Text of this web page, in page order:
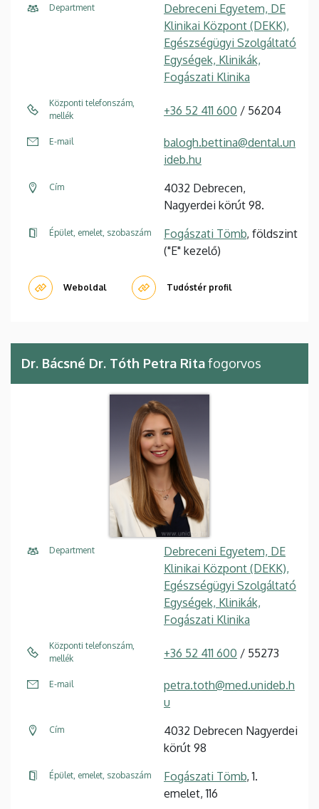
Department
Debreceni Egyetem, DE
Klinikai Központ (DEKK),
Egészségügyi Szolgáltató
Egységek, Klinikák,
Fogászati Klinika
Központi telefonszám,
mellék
+36 52 411 600 / 56204
E-mail
balogh.bettina@dental.un
ideb.hu
Cím
4032 Debrecen,
Nagyerdei körút 98.
Épület, emelet, szobaszám Fogászati Tömb, földszint
("E" kezelő)
Weboldal Tudóstér profil
Dr. Bácsné Dr. Tóth Petra Ritafogorvos
Department
Debreceni Egyetem, DE
Klinikai Központ (DEKK),
Egészségügyi Szolgáltató
Egységek, Klinikák,
Fogászati Klinika
Központi telefonszám,
mellék
+36 52 411 600 / 55273
E-mail
petra.toth@med.unideb.h
u
Cím
4032 Debrecen Nagyerdei
körút 98
Épület, emelet, szobaszám Fogászati Tömb, 1.
emelet, 116